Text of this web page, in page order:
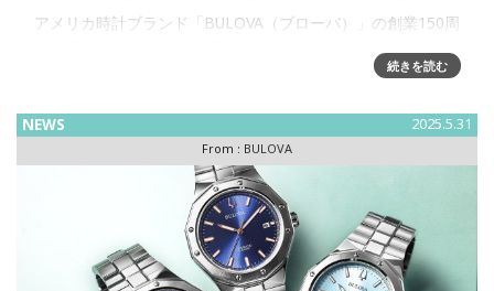
アメリカ時計ブランド「BULOVA（ブローバ）」の創業150周
座にて開催1875年にニューヨークで創業して以来、150年に
「
続きを読む
NEWS 2025.5.31
From : BULOVA